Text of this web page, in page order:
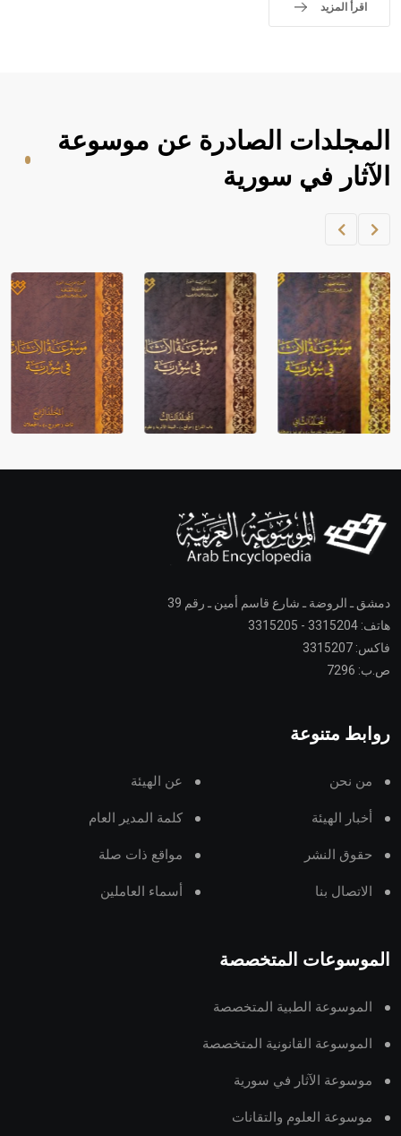
اقرأ المزيد
المجلدات الصادرة عن موسوعة
الآثار في سورية
دمشق ـ الروضة ـ شارع قاسم أمين ـ رقم 39
هاتف: 3315204 - 3315205
فاكس: 3315207
ص.ب: 7296
روابط متنوعة
من نحن عن الهيئة
أخبار الهيئة كلمة المدير العام
حقوق النشر مواقع ذات صلة
الاتصال بنا أسماء العاملين
الموسوعات المتخصصة
الموسوعة الطبية المتخصصة
الموسوعة القانونية المتخصصة
موسوعة الآثار في سورية
موسوعة العلوم والتقانات